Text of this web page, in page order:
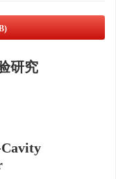
研究